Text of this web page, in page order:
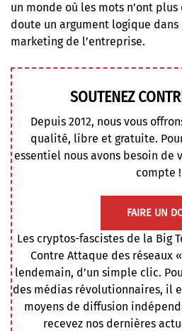
un monde où les mots n’ont plus
doute un argument logique
marketing de l’entreprise.
SOUTENEZ
Depuis 2012, nous vous
qualité, libre et gratuite.
essentiel nous avons besoin de
compte !
FAIRE UN
Les cryptos-fascistes de la Big
Contre Attaque des réseaux
lendemain, d’un simple clic.
des médias révolutionnaires, il
moyens de diffusion
recevez nos dernières